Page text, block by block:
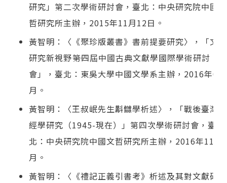
研究」第二次學術研討會，臺北：中央研究院中國文
哲研究所主辦，2015年11月12日。
黃智明：〈《聚珍版叢書》書前提要研究〉，「文獻
研究新視野――第四屆中國古典文獻學國際學術研討
會」，臺北：東吳大學中國文學系主辦，2016年05
月。
黃智明：〈王叔岷先生斠讎學析述〉，「戰後臺灣的
經學研究（1945-現在）」第四次學術研討會，臺
北：中央研究院中國文哲研究所主辦，2016年11
月。
黃智明：〈《禮記正義引書考》析述及其對文獻研究